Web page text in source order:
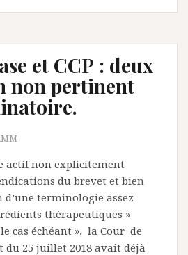
et CCP : deux
non pertinent
actif non explicitement
du brevet et bien
terminologie assez
thérapeutiques »
le cas échéant », la Cour de
25 juillet 2018 avait déjà